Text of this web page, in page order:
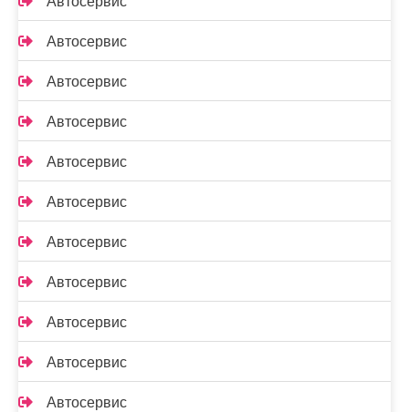
Автосервис
Автосервис
Автосервис
Автосервис
Автосервис
Автосервис
Автосервис
Автосервис
Автосервис
Автосервис